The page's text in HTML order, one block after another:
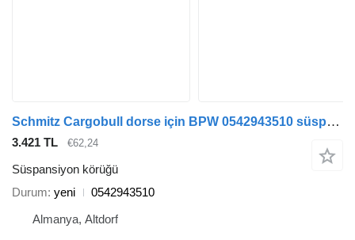
Schmitz Cargobull dorse için BPW 0542943510 süspansiyon körüğü
3.421 TL €62,24
Süspansiyon körüğü
Durum yeni
0542943510
Almanya, Altdorf